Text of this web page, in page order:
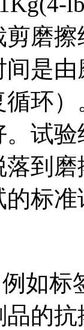
磨
是
环
试
到
标
如标
的